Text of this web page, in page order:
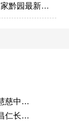
贵阳黔园今日开始选房评估入住，泰康之家黔园最新动态
济南慧慈中医康养中心
黄山昌仁长者颐养中心